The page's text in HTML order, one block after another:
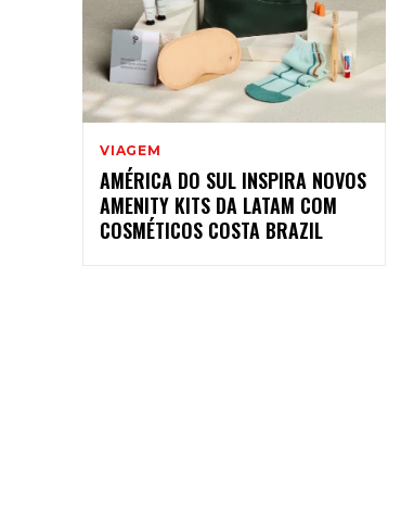
VIAGEM
AMÉRICA DO SUL INSPIRA NOVOS
AMENITY KITS DA LATAM COM
COSMÉTICOS COSTA BRAZIL